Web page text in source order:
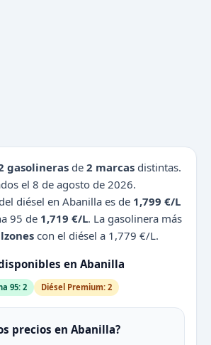
gasolineras de 2 marcas distintas.
el 8 de agosto de 2026.
diésel en Abanilla es de 1,799 €/L
95 de 1,719 €/L. La gasolinera más
con el diésel a 1,779 €/L.
en Abanilla
95: 2 Diésel Premium: 2
precios en Abanilla?